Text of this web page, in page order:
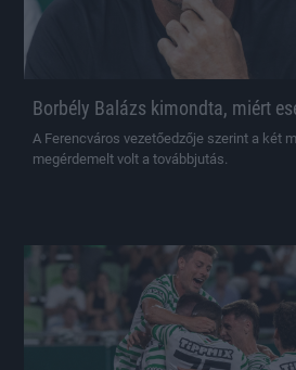
Borbély Balázs kimondta, miért
A Ferencváros vezetőedzője szerint a két
megérdemelt volt a továbbjutás.